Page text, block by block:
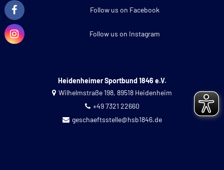
Follow us on Facebook
Follow us on Instagram
Heidenheimer Sportbund 1846 e.V.
Wilhelmstraße 198, 89518 Heidenheim
+49 7321 22660
geschaeftsstelle@hsb1846.de